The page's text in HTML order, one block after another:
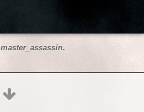
master_assassin.